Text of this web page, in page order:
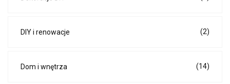
DIY i renowacje (2)
Dom i wnętrza (14)